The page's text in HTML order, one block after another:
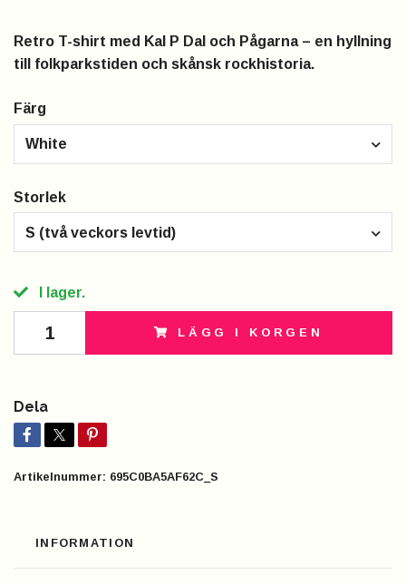
Retro T-shirt med Kal P Dal och Pågarna – en hyllning
till folkparkstiden och skånsk rockhistoria.
Färg
White
Storlek
S (två veckors levtid)
I lager.
LÄGG I KORGEN
Dela
Artikelnummer: 695C0BA5AF62C_S
INFORMATION